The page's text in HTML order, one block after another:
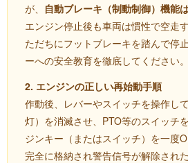
が、 自動ブレーキ（制動制御）機能
エンジン停止後も車両は慣性で空走
ただちにフットブレーキを踏んで停
ーへの安全教育を徹底してください。
2. エンジンの正しい再始動手順
作動後、レバーやスイッチを操作し
灯）を消滅させ、PTO等のスイッチ
ジンキー（またはスイッチ）を一度
完全に格納され警告信号が解除され